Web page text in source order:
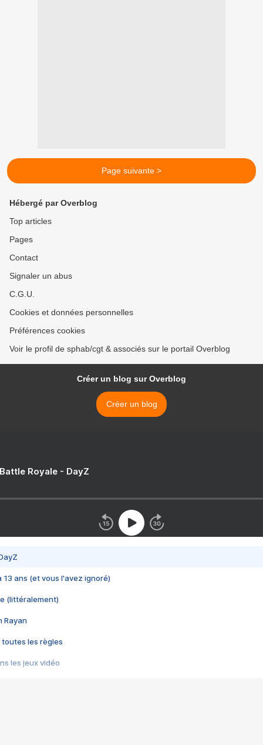
Page suivante >
Hébergé par Overblog
Top articles
Pages
Contact
Signaler un abus
C.G.U.
Cookies et données personnelles
Préférences cookies
Voir le profil de sphab/cgt & associés sur le portail Overblog
Créer un blog sur Overblog
Créer un blog
Royale - DayZ
13 ans (et vous l'avez ignoré)
(littéralement)
Rayan
toutes les règles
les jeux vidéo